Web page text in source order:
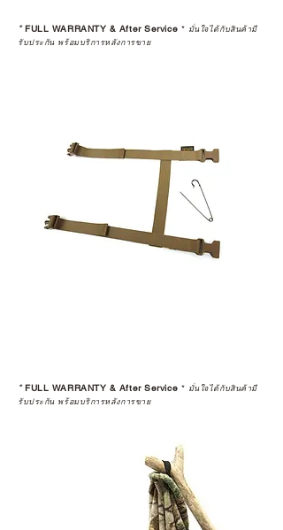
*FULL WARRANTY & After Service * มั่นใจได้กับสินค้ามี
รับประกัน พร้อมบริการหลังการขาย
*FULL WARRANTY & After Service * มั่นใจได้กับสินค้ามี
รับประกัน พร้อมบริการหลังการขาย